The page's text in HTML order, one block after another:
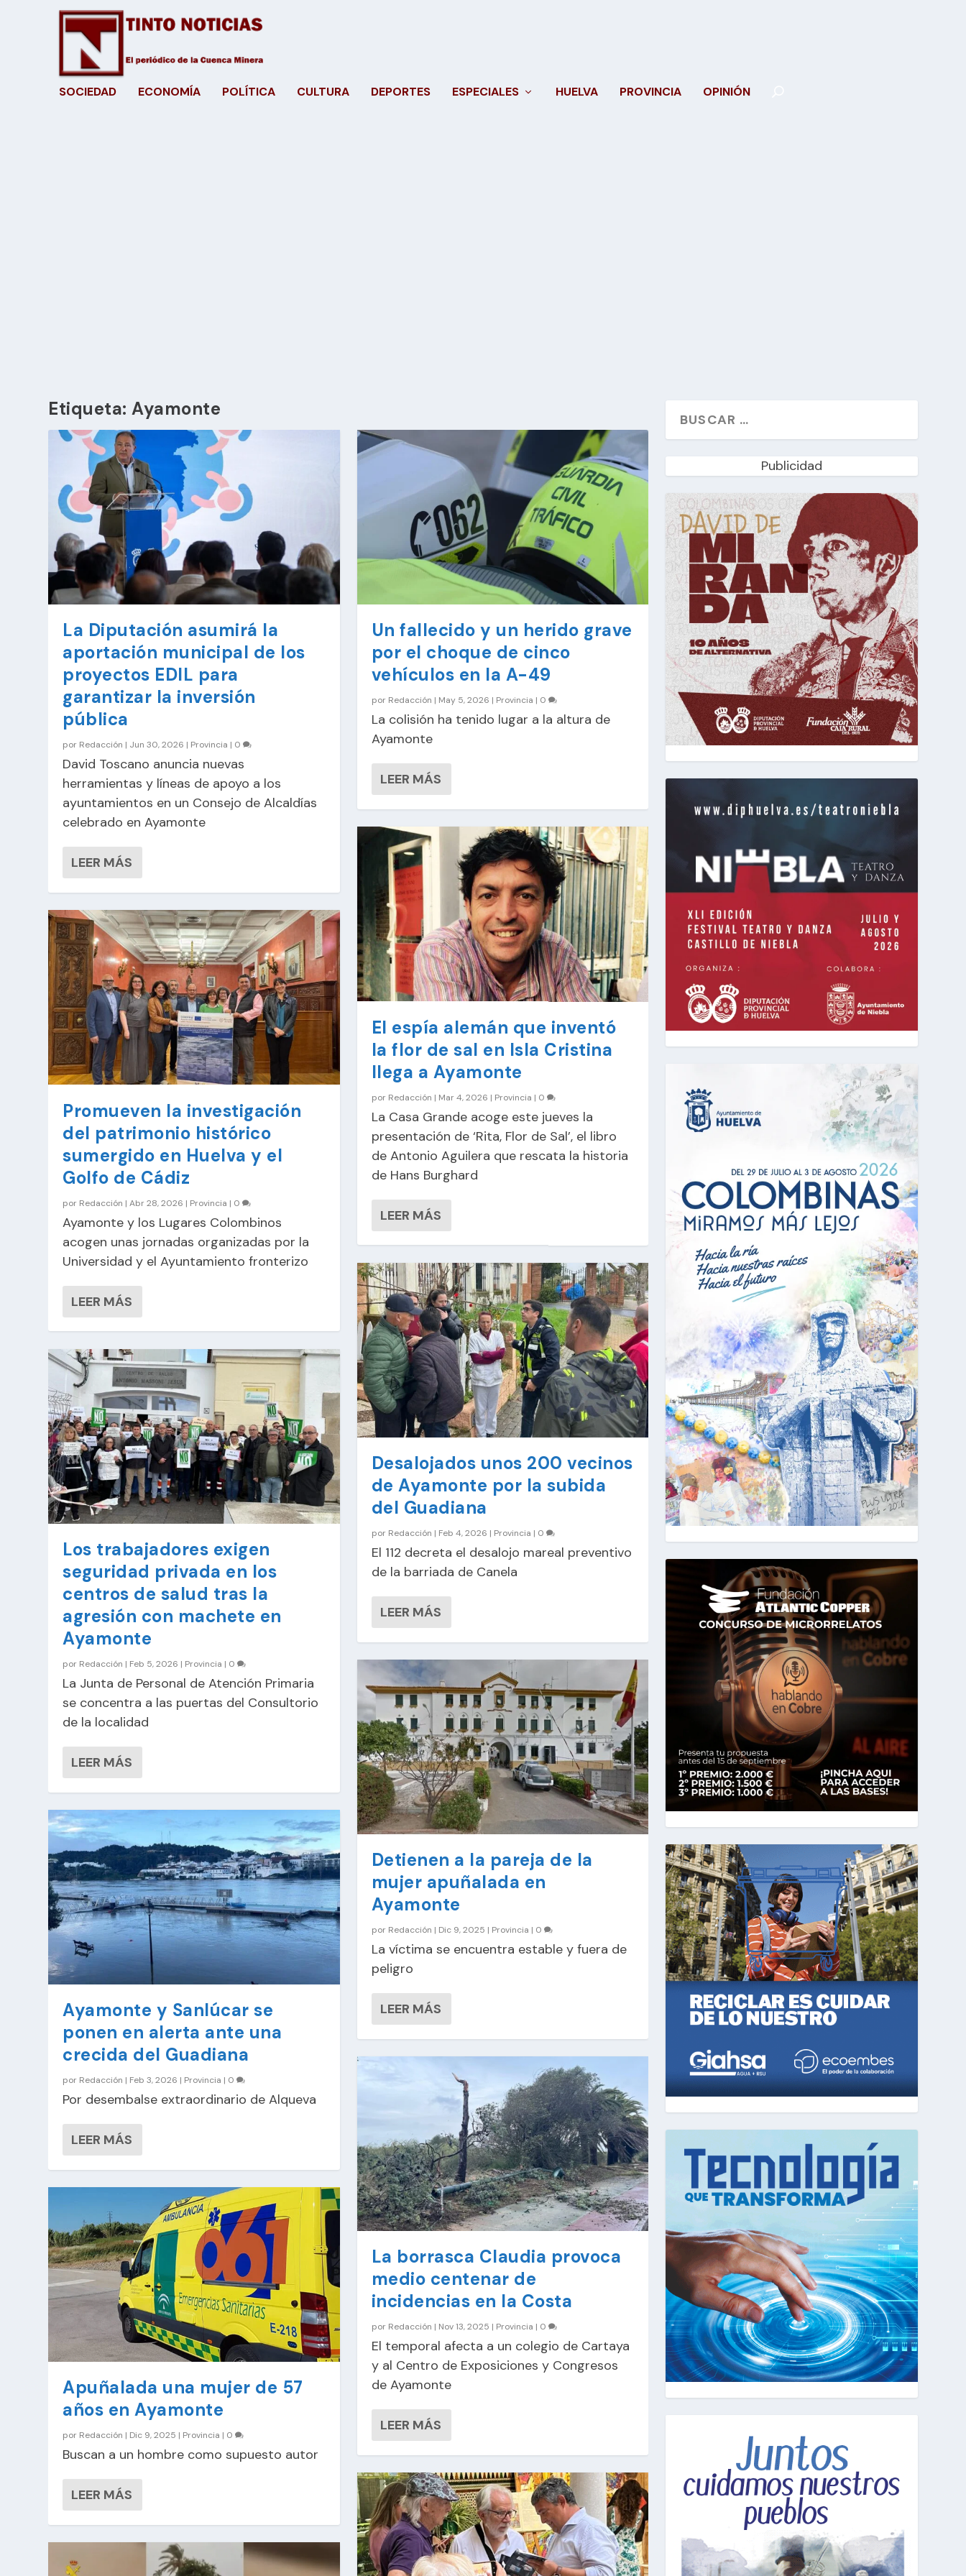
SOCIEDAD ECONOMÍA POLÍTICA CULTURA DEPORTES ESPECIALES HUELVA PROVINCIA OPINIÓN
Etiqueta:Ayamonte
La Diputación asumirá la
aportación municipal de los
proyectos EDIL para
garantizar la inversión
pública
por Redacción | Jun 30, 2026 | Provincia | 0
David Toscano anuncia nuevas
herramientas y líneas de apoyo a los
ayuntamientos en un Consejo de Alcaldías
celebrado en Ayamonte
LEER MÁS
Promueven la investigación
del patrimonio histórico
sumergido en Huelva y el
Golfo de Cádiz
por Redacción |Abr 28, 2026 | Provincia | 0
Ayamonte y los Lugares Colombinos
acogen unas jornadas organizadas por la
Universidad y el Ayuntamiento fronterizo
LEER MÁS
Los trabajadores exigen
seguridad privada en los
centros de salud tras la
agresión con machete en
Ayamonte
por Redacción | Feb 5, 2026 | Provincia | 0
La Junta de Personal de Atención Primaria
se concentra a las puertas del Consultorio
de la localidad
LEER MÁS
Ayamonte y Sanlúcar se
ponen en alerta ante una
crecida del Guadiana
por Redacción | Feb 3, 2026 | Provincia | 0
Por desembalse extraordinario de Alqueva
LEER MÁS
Apuñalada una mujer de 57
años en Ayamonte
por Redacción | Dic 9, 2025 | Provincia | 0
Buscan a un hombre como supuesto autor
LEER MÁS
Un fallecido y un herido grave
por el choque de cinco
vehículos en la A-49
por Redacción | May 5, 2026 | Provincia | 0
La colisión ha tenido lugar a la altura de
Ayamonte
LEER MÁS
El espía alemán que inventó
la flor de sal en Isla Cristina
llega a Ayamonte
por Redacción | Mar 4, 2026 | Provincia | 0
La Casa Grande acoge este jueves la
presentación de ‘Rita, Flor de Sal’, el libro
de Antonio Aguilera que rescata la historia
de Hans Burghard
LEER MÁS
Desalojados unos 200 vecinos
de Ayamonte por la subida
del Guadiana
por Redacción | Feb 4, 2026 | Provincia | 0
El 112 decreta el desalojo mareal preventivo
de la barriada de Canela
LEER MÁS
Detienen a la pareja de la
mujer apuñalada en
Ayamonte
por Redacción | Dic 9, 2025 | Provincia | 0
La víctima se encuentra estable y fuera de
peligro
LEER MÁS
La borrasca Claudia provoca
medio centenar de
incidencias en la Costa
por Redacción | Nov 13, 2025 | Provincia | 0
El temporal afecta a un colegio de Cartaya
y al Centro de Exposiciones y Congresos
de Ayamonte
LEER MÁS
Publicidad